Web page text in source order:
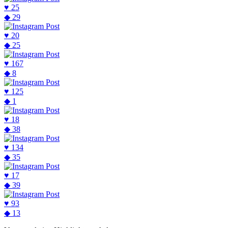
♥ 25
◆ 29
♥ 20
◆ 25
♥ 167
◆ 8
♥ 125
◆ 1
♥ 18
◆ 38
♥ 134
◆ 35
♥ 17
◆ 39
♥ 93
◆ 13